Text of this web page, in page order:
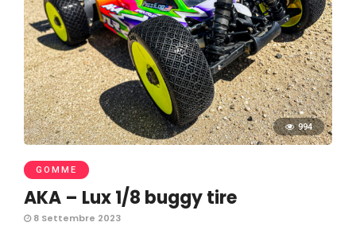
994
GOMME
AKA – Lux 1/8 buggy tire
8 Settembre 2023